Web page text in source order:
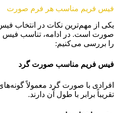
فیس فریم مناسب هر فرم صورت
یکی از مهم‌ترین نکات در انتخاب
صورت است. در ادامه، تناسب فیس
را بررسی می‌کنیم:
فیس فریم مناسب صورت گرد
افرادی با صورت گرد معمولاً
تقریباً برابر با طول آن دارند.